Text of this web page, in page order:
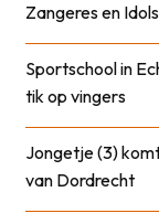
Zangeres en
Sportschool in
tik op vingers
Jongetje (3)
van Dordrecht